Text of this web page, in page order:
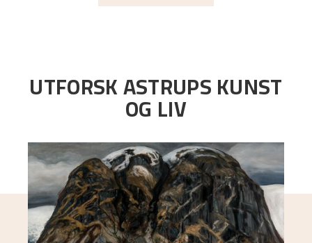
UTFORSK ASTRUPS KUNST
OG LIV